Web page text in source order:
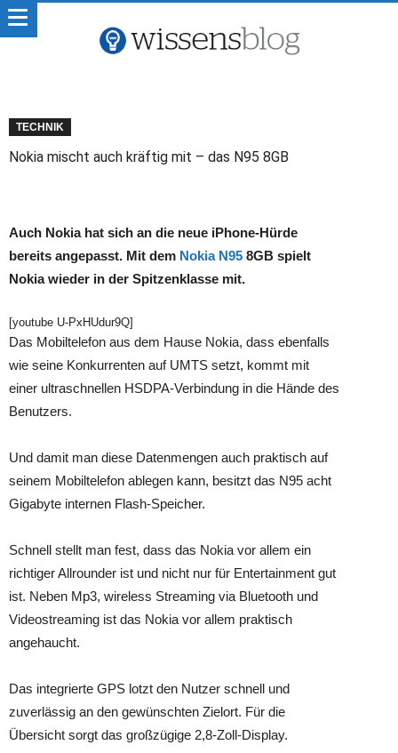
TECHNIK
Nokia mischt auch kräftig mit – das N95 8GB
Auch Nokia hat sich an die neue iPhone-Hürde
bereits angepasst. Mit dem Nokia N95 8GB spielt
Nokia wieder in der Spitzenklasse mit.
[youtube U-PxHUdur9Q]
Das Mobiltelefon aus dem Hause Nokia, dass ebenfalls
wie seine Konkurrenten auf UMTS setzt, kommt mit
einer ultraschnellen HSDPA-Verbindung in die Hände des
Benutzers.
Und damit man diese Datenmengen auch praktisch auf
seinem Mobiltelefon ablegen kann, besitzt das N95 acht
Gigabyte internen Flash-Speicher.
Schnell stellt man fest, dass das Nokia vor allem ein
richtiger Allrounder ist und nicht nur für Entertainment gut
ist. Neben Mp3, wireless Streaming via Bluetooth und
Videostreaming ist das Nokia vor allem praktisch
angehaucht.
Das integrierte GPS lotzt den Nutzer schnell und
zuverlässig an den gewünschten Zielort. Für die
Übersicht sorgt das großzügige 2,8-Zoll-Display.